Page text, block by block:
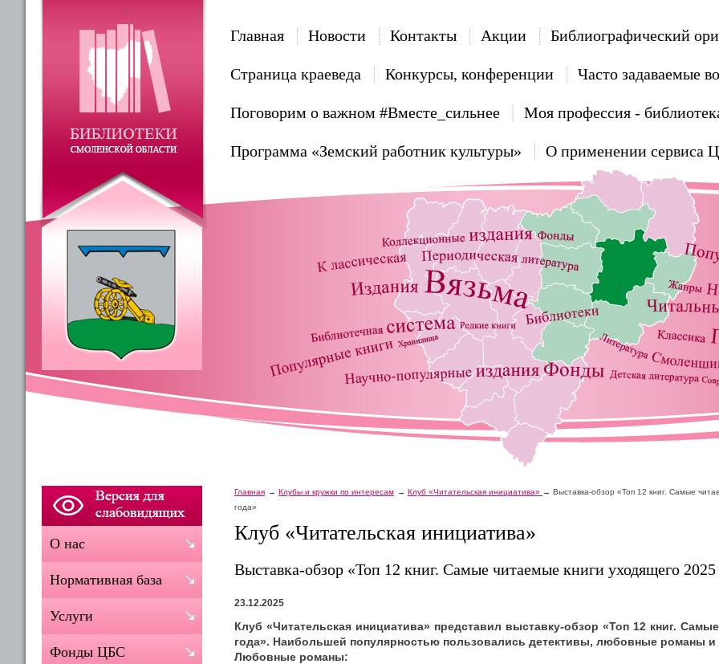
Главная Новости Контакты Акции Библиографический
Страница краеведа Конкурсы, конференции Часто задаваемые
Поговорим о важном #Вместе_сильнее Моя профессия -
Программа «Земский работник культуры» О применении сервиса
Главная Клубы и кружки по интересам Клуб «Читательская инициатива»
Выставка-обзор «Топ 12 книг. Самые
года»
Клуб «Читательская инициатива»
Выставка-обзор «Топ 12 книг. Самые читаемые книги уходящего 2025
23.12.2025
Клуб «Читательская инициатива» представил выставку-обзор «Топ 12 книг.
года». Наибольшей популярностью пользовались детективы, любовные романы и
Любовные романы:
О нас
Нормативная база
Услуги
Фонды ЦБС